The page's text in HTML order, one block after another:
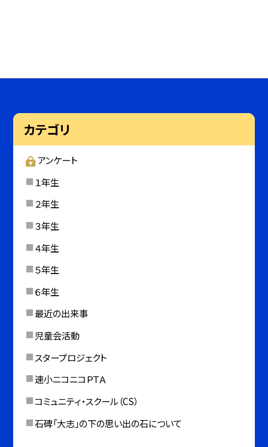
カテゴリ
アンケート
１年生
２年生
３年生
４年生
５年生
６年生
最近の出来事
児童会活動
スタープロジェクト
速小ニコニコＰＴＡ
コミュニティ・スクール（CS）
石碑「大志」の下の思い出の石について